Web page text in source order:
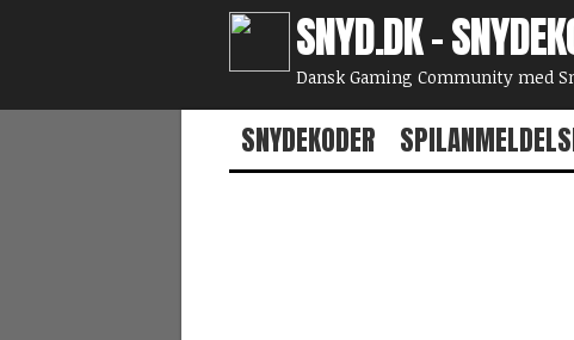
SNYD.DK -
Dansk Gaming Community med
SNYDEKODER